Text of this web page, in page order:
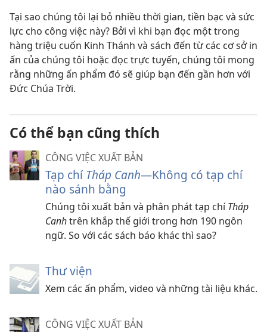
Tại sao chúng tôi lại bỏ nhiều thời gian, tiền bạc và sức
lực cho công việc này? Bởi vì khi bạn đọc một trong
hàng triệu cuốn Kinh Thánh và sách đến từ các cơ sở in
ấn của chúng tôi hoặc đọc trực tuyến, chúng tôi mong
rằng những ấn phẩm đó sẽ giúp bạn đến gần hơn với
Đức Chúa Trời.
Có thể bạn cũng thích
CÔNG VIỆC XUẤT BẢN
Tạp chí Tháp Canh—Không có tạp chí
nào sánh bằng
Chúng tôi xuất bản và phân phát tạp chíTháp
Canhtrên khắp thế giới trong hơn 190 ngôn
ngữ. So với các sách báo khác thì sao?
Thư viện
Xem các ấn phẩm, video và những tài liệu khác.
CÔNG VIỆC XUẤT BẢN